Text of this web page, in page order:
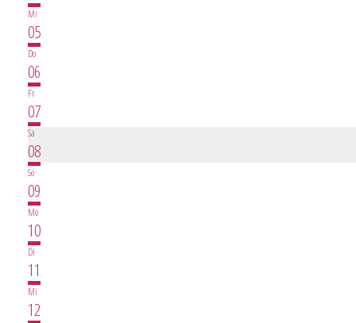
Mi
05
Do
06
Fr
07
Sa
08
So
09
Mo
10
Di
11
Mi
12